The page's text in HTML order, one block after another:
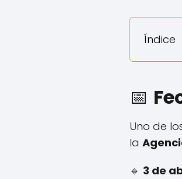
Índice
📅
Uno de
la
🔹 3 de